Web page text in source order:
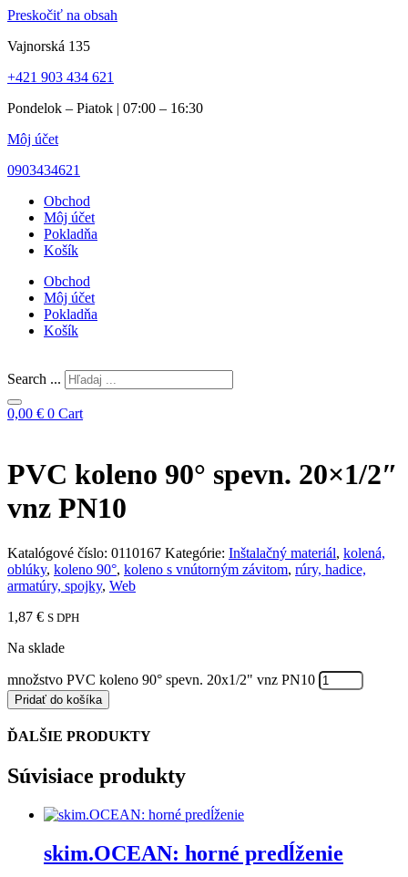
Preskočiť na obsah
Vajnorská 135
+421 903 434 621
Pondelok – Piatok | 07:00 – 16:30
Môj účet
0903434621
Obchod
Môj účet
Pokladňa
Košík
Obchod
Môj účet
Pokladňa
Košík
Search ...
0,00 € 0 Cart
PVC koleno 90° spevn. 20×1/2″
vnz PN10
Katalógové číslo: 0110167 Kategórie: Inštalačný materiál, kolená,
oblúky, koleno 90°, koleno s vnútorným závitom, rúry, hadice,
armatúry, spojky, Web
1,87 € S DPH
Na sklade
množstvo PVC koleno 90° spevn. 20x1/2" vnz PN10
Pridať do košíka
ĎALŠIE PRODUKTY
Súvisiace produkty
skim.OCEAN: horné predĺženie